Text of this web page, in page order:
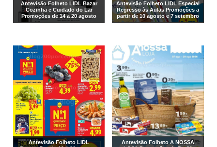
Antevisão Folheto LIDL Bazar
Cozinha e Cuidado do Lar
Promoções de 14 a 20 agosto
Antevisão Folheto LIDL Especial
Regresso às Aulas Promoções a
partir de 10 agosto e 7 setembro
Antevisão Folheto LIDL
Antevisão Folheto A NOSSA